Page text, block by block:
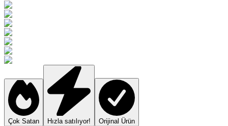
Çok Satan Hızla satılıyor! Orijinal Ürün